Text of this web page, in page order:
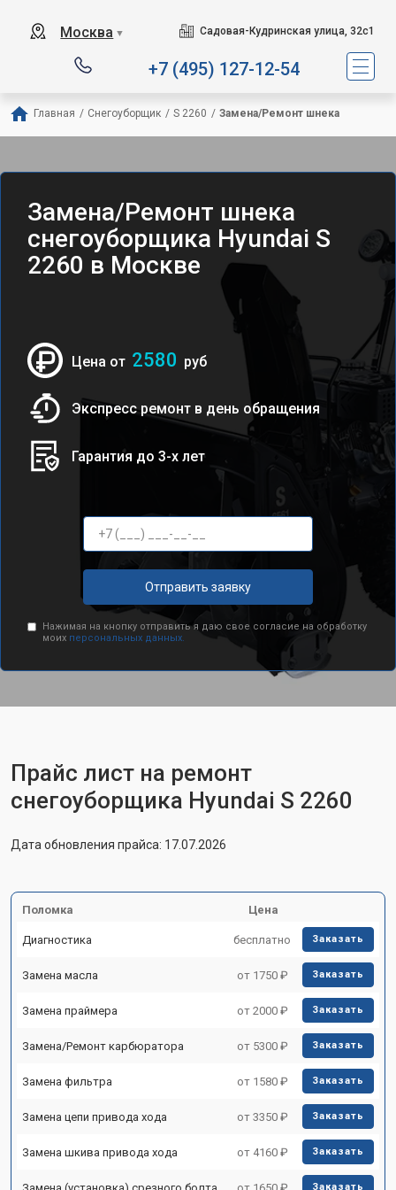
Москва ▼ Садовая-Кудринская улица, 32с1
+7 (495) 127-12-54
Главная / Снегоуборщик / S 2260 / Замена/Pемонт шнека
Замена/Pемонт шнека
снегоуборщика Hyundai S
2260 в Москве
Цена от 2580 руб
Экспресс ремонт в день обращения
Гарантия до 3-х лет
Отправить заявку
Нажимая на кнопку отправить я даю свое согласие на обработку
моих персональных данных.
Прайс лист на ремонт
снегоуборщика Hyundai S 2260
Дата обновления прайса: 17.07.2026
Поломка Цена
Диагностика бесплатно Заказать
Замена масла от 1750 ₽ Заказать
Замена праймера от 2000 ₽ Заказать
Замена/Pемонт карбюратора от 5300 ₽ Заказать
Замена фильтра от 1580 ₽ Заказать
Замена цепи привода хода от 3350 ₽ Заказать
Замена шкива привода хода от 4160 ₽ Заказать
Замена (установка) срезного болта от 1650 ₽ Заказать